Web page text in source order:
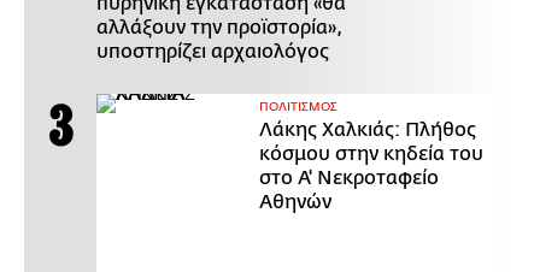
αλλάξουν την προϊστορία»,
υποστηρίζει αρχαιολόγος
ΠΟΛΙΤΙΣΜΟΣ
Λάκης Χαλκιάς: Πλήθος
κόσμου στην κηδεία του
στο Α' Νεκροταφείο
Αθηνών